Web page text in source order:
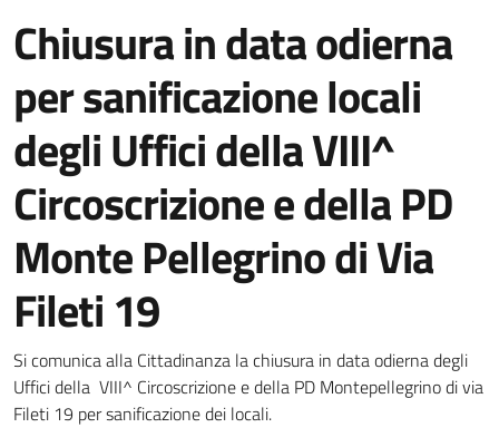
Chiusura in data odierna
per sanificazione locali
degli Uffici della VIII^
Circoscrizione e della PD
Monte Pellegrino di Via
Fileti 19
Dettagli della notizia
Si comunica alla Cittadinanza la chiusura in data odierna degli
Uffici della VIII^ Circoscrizione e della PD Montepellegrino di via
Fileti 19 per sanificazione dei locali.